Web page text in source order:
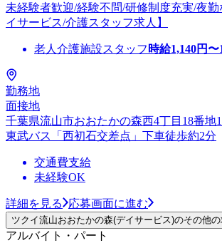
未経験者歓迎/経験不問/研修制度充実/夜
イサービス/介護スタッフ求人】
老人介護施設スタッフ 時給1,140円〜
勤務地
面接地
千葉県流山市おおたかの森西4丁目18番地
東武バス「西初石交差点」下車徒歩約2分
交通費支給
未経験OK
詳細を見る 応募画面に進む
ツクイ流山おおたかの森(デイサービス)のその他
アルバイト・パート